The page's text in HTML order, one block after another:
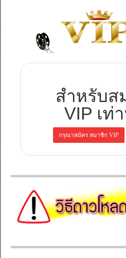
สำหรับส
VIP เท่